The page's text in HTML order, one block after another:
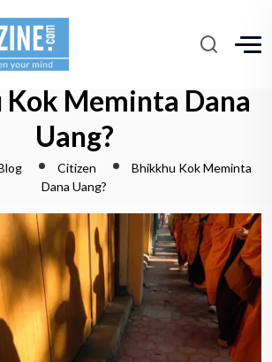
Meminta Dana
Uang?
Citizen
Bhikkhu Kok Meminta
Dana Uang?